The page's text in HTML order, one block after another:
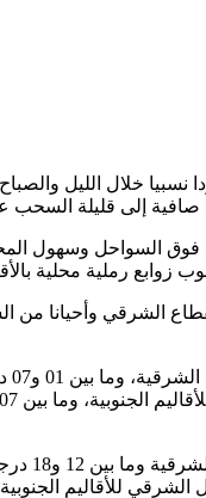
الثلاثاء 7 يناير ، أن يكون الطقس
صافية إلى قليلة السحب
السواحل وسهول
رملية محلية
وأحيانا من